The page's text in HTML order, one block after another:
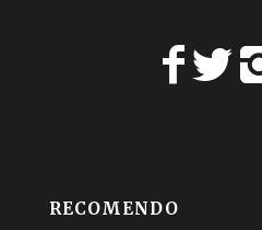
RECOMENDO